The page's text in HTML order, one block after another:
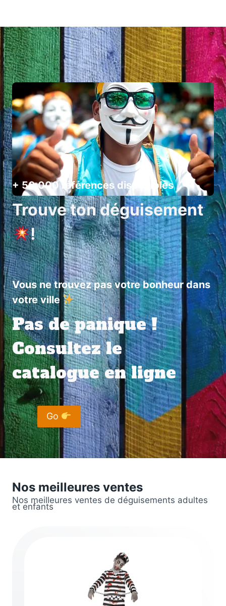
+ 50 000 références disponibles
Trouve ton déguisement
!
Vous ne trouvez pas votre bonheur dans
votre ville
Pas de panique !
Consultez le
catalogue en ligne
Go
Nos meilleures ventes
Nos meilleures ventes de déguisements adultes
et enfants